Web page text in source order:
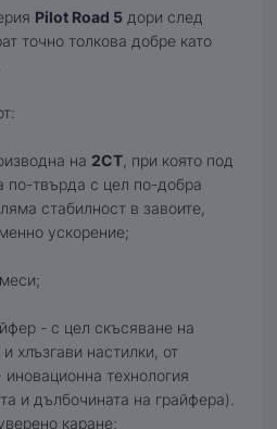
Pilot Road 5 дори след
точно толкова добре като
на 2CT , при която под
по-твърда с цел по-добра
стабилност в завоите,
ускорение;
- с цел скъсяване на
хлъзгави настилки, от
иновационна технология
и дълбочината на грайфера).
каране;